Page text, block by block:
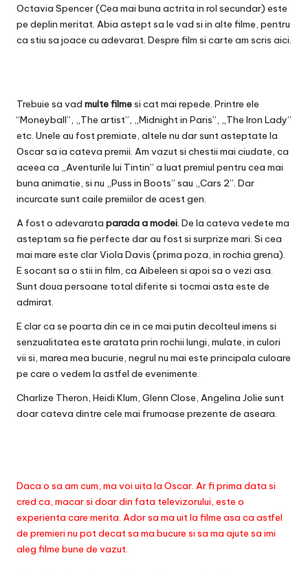
Octavia Spencer (Cea mai buna actrita in rol secundar) este
pe deplin meritat. Abia astept sa le vad si in alte filme, pentru
ca stiu sa joace cu adevarat. Despre film si carte am scris aici.
Trebuie sa vad multe filmesi cat mai repede. Printre ele
“Moneyball”, „The artist”, „Midnight in Paris”, „The Iron Lady”
etc. Unele au fost premiate, altele nu dar sunt asteptate la
Oscar sa ia cateva premii. Am vazut si chestii mai ciudate, ca
aceea ca „Aventurile lui Tintin” a luat premiul pentru cea mai
buna animatie, si nu „Puss in Boots” sau „Cars 2”. Dar
incurcate sunt caile premiilor de acest gen.
A fost o adevarata parada a modei. De la cateva vedete ma
asteptam sa fie perfecte dar au fost si surprize mari. Si cea
mai mare este clar Viola Davis (prima poza, in rochia grena).
E socant sa o stii in film, ca Aibeleen si apoi sa o vezi asa.
Sunt doua persoane total diferite si tocmai asta este de
admirat.
E clar ca se poarta din ce in ce mai putin decolteul imens si
senzualitatea este aratata prin rochii lungi, mulate, in culori
vii si, marea mea bucurie, negrul nu mai este principala culoare
pe care o vedem la astfel de evenimente.
Charlize Theron, Heidi Klum, Glenn Close, Angelina Jolie sunt
doar cateva dintre cele mai frumoase prezente de aseara.
Daca o sa am cum, ma voi uita la Oscar. Ar fi prima data si
cred ca, macar si doar din fata televizorului, este o
experienta care merita. Ador sa ma uit la filme asa ca astfel
de premieri nu pot decat sa ma bucure si sa ma ajute sa imi
aleg filme bune de vazut.